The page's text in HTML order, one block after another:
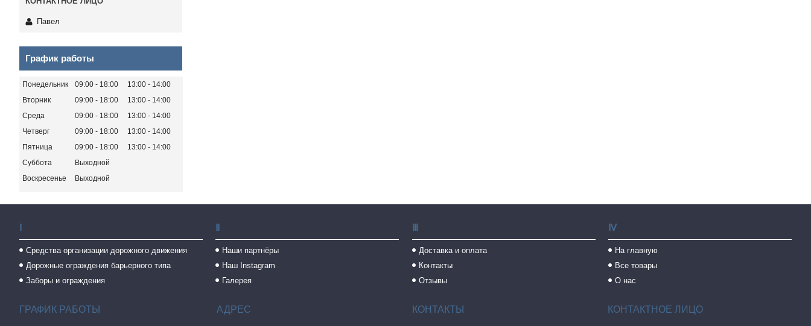
Павел
График работы
Понедельник 09:00 18:00 13:00
14:00
Вторник
09:00 18:00 13:00
14:00
Среда
09:00 18:00 13:00
14:00
Четверг
09:00 18:00 13:00
14:00
Пятница
09:00 18:00 13:00
14:00
Суббота
Выходной
Воскресенье
Выходной
Ⅰ
Средства организации дорожного движения
Дорожные ограждения барьерного типа
Заборы и ограждения
Ⅱ
Наши партнёры
Наш Instagram
Галерея
Ⅲ
Доставка и оплата
Контакты
Отзывы
Ⅳ
На главную
Все товары
О нас
ГРАФИК РАБОТЫ